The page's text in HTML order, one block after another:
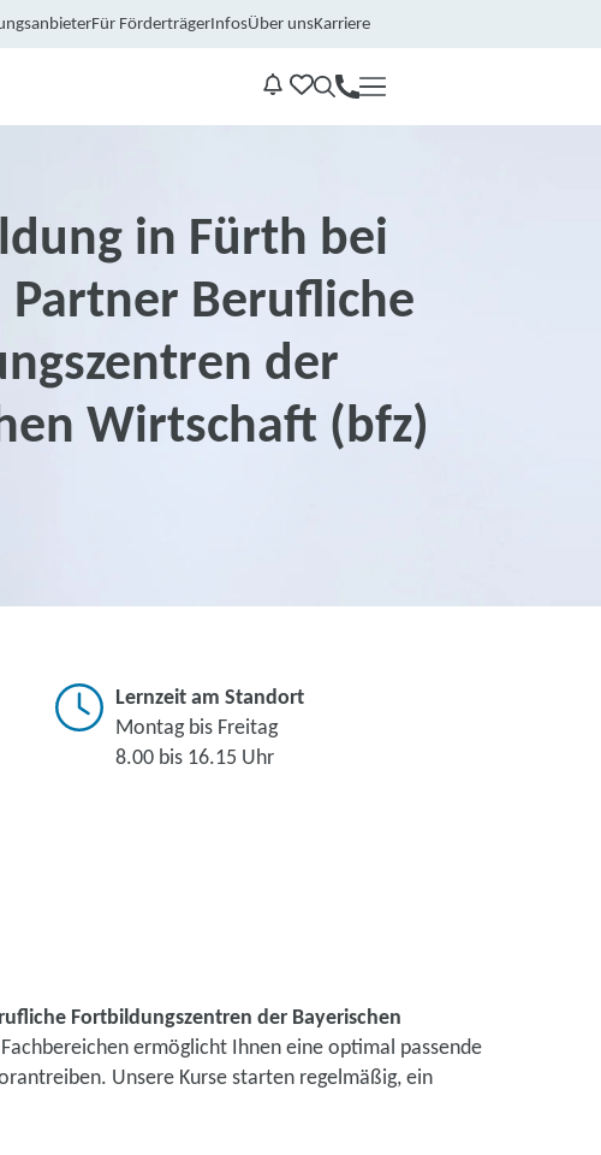
Für FörderträgerInfosÜber unsKarriere
Kontakt
in Fürth bei
Partner Berufliche
der
Wirtschaft (bfz)
Lernzeit am Standort
Montag bis Freitag
8.00 bis 16.15 Uhr
Fortbildungszentren der Bayerischen
ermöglicht Ihnen eine optimal passende
Unsere Kurse starten regelmäßig, ein